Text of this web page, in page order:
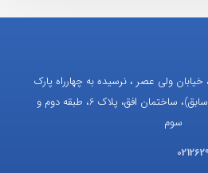
خیابان ولی عصر ، نرسیده به چهارراه پارک
وی، کوچه فخرالدینی(افق سابق)، ساختمان افق، پلاک 6، طبقه دوم و
سوم